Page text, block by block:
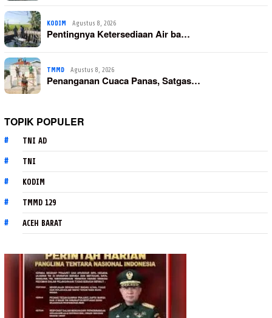
KODIM Agustus 8, 2026
Pentingnya Ketersediaan Air ba…
TMMD Agustus 8, 2026
Penanganan Cuaca Panas, Satgas…
TOPIK POPULER
TNI AD
TNI
KODIM
TMMD 129
ACEH BARAT